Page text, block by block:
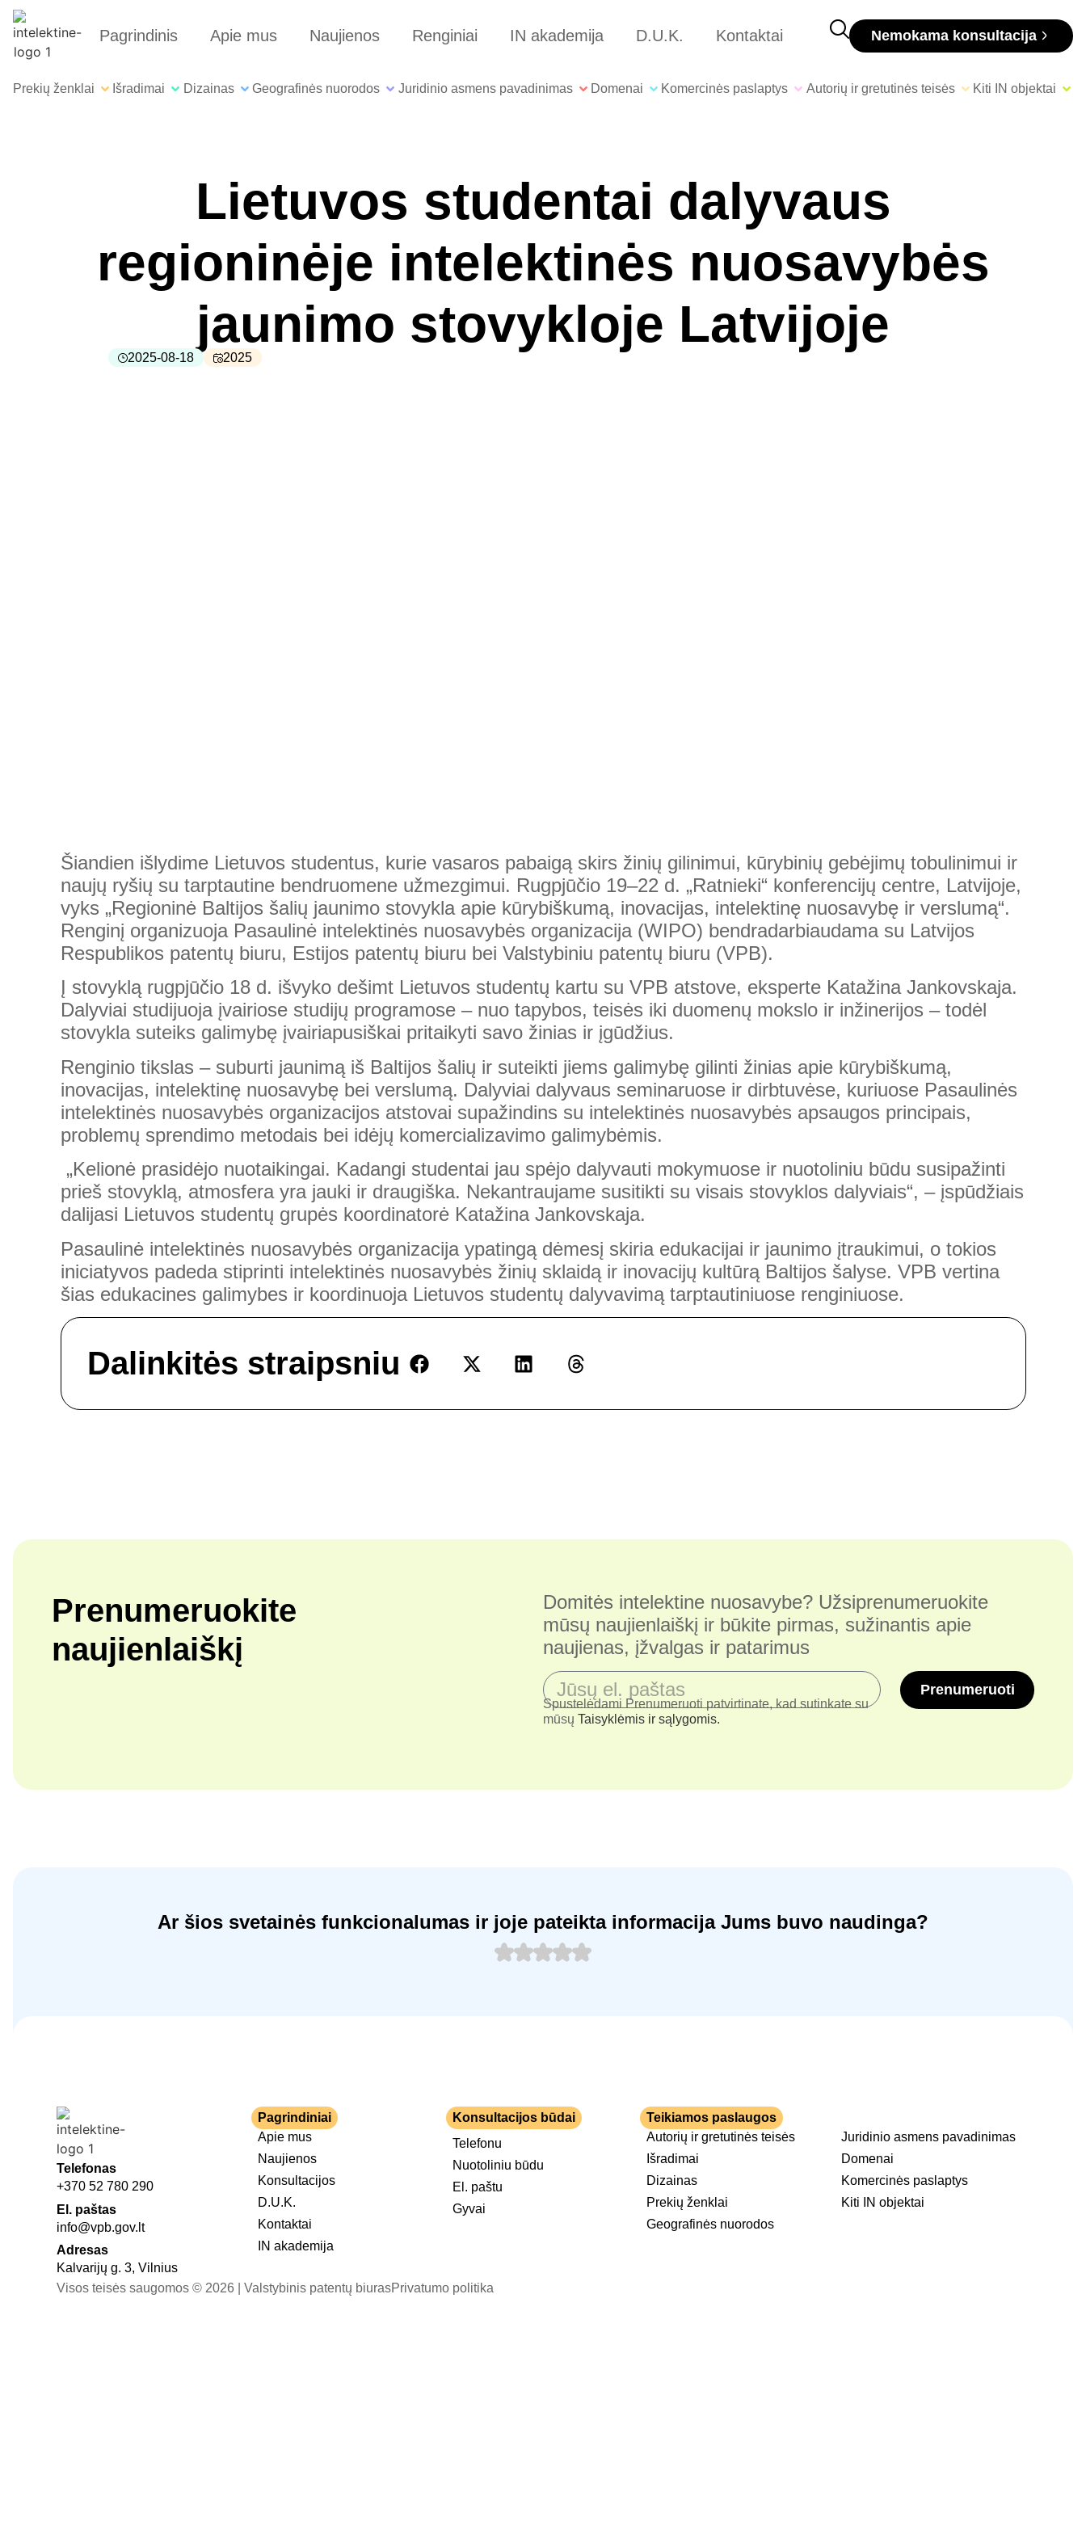
Pagrindinis Apie mus Naujienos Renginiai IN akademija D.U.K. Kontaktai Nemokama konsultacija
Prekių ženklai Išradimai Dizainas Geografinės nuorodos Juridinio asmens pavadinimas Domenai Komercinės paslaptys Autorių ir gretutinės teisės Kiti IN objektai
Lietuvos studentai dalyvaus
regioninėje intelektinės nuosavybės
jaunimo stovykloje Latvijoje
2025-08-18 2025
Šiandien išlydime Lietuvos studentus, kurie vasaros pabaigą skirs žinių gilinimui, kūrybinių gebėjimų tobulinimui ir
naujų ryšių su tarptautine bendruomene užmezgimui. Rugpjūčio 19–22 d. „Ratnieki“ konferencijų centre, Latvijoje,
vyks „Regioninė Baltijos šalių jaunimo stovykla apie kūrybiškumą, inovacijas, intelektinę nuosavybę ir verslumą“.
Renginį organizuoja Pasaulinė intelektinės nuosavybės organizacija (WIPO) bendradarbiaudama su Latvijos
Respublikos patentų biuru, Estijos patentų biuru bei Valstybiniu patentų biuru (VPB).
Į stovyklą rugpjūčio 18 d. išvyko dešimt Lietuvos studentų kartu su VPB atstove, eksperte Katažina Jankovskaja.
Dalyviai studijuoja įvairiose studijų programose – nuo tapybos, teisės iki duomenų mokslo ir inžinerijos – todėl
stovykla suteiks galimybę įvairiapusiškai pritaikyti savo žinias ir įgūdžius.
Renginio tikslas – suburti jaunimą iš Baltijos šalių ir suteikti jiems galimybę gilinti žinias apie kūrybiškumą,
inovacijas, intelektinę nuosavybę bei verslumą. Dalyviai dalyvaus seminaruose ir dirbtuvėse, kuriuose Pasaulinės
intelektinės nuosavybės organizacijos atstovai supažindins su intelektinės nuosavybės apsaugos principais,
problemų sprendimo metodais bei idėjų komercializavimo galimybėmis.
„Kelionė prasidėjo nuotaikingai. Kadangi studentai jau spėjo dalyvauti mokymuose ir nuotoliniu būdu susipažinti
prieš stovyklą, atmosfera yra jauki ir draugiška. Nekantraujame susitikti su visais stovyklos dalyviais“, – įspūdžiais
dalijasi Lietuvos studentų grupės koordinatorė Katažina Jankovskaja.
Pasaulinė intelektinės nuosavybės organizacija ypatingą dėmesį skiria edukacijai ir jaunimo įtraukimui, o tokios
iniciatyvos padeda stiprinti intelektinės nuosavybės žinių sklaidą ir inovacijų kultūrą Baltijos šalyse. VPB vertina
šias edukacines galimybes ir koordinuoja Lietuvos studentų dalyvavimą tarptautiniuose renginiuose.
Dalinkitės straipsniu
Prenumeruokite
naujienlaiškį
Domitės intelektine nuosavybe? Užsiprenumeruokite
mūsų naujienlaiškį ir būkite pirmas, sužinantis apie
naujienas, įžvalgas ir patarimus
Prenumeruoti
Spustelėdami Prenumeruoti patvirtinate, kad sutinkate su
mūsų Taisyklėmis ir sąlygomis.
Ar šios svetainės funkcionalumas ir joje pateikta informacija Jums buvo naudinga?
Telefonas
+370 52 780 290
El. paštas
info@vpb.gov.lt
Adresas
Kalvarijų g. 3, Vilnius
Pagrindiniai
Apie mus
Naujienos
Konsultacijos
D.U.K.
Kontaktai
IN akademija
Konsultacijos būdai
Telefonu
Nuotoliniu būdu
El. paštu
Gyvai
Teikiamos paslaugos
Autorių ir gretutinės teisės
Išradimai
Dizainas
Prekių ženklai
Geografinės nuorodos
Juridinio asmens pavadinimas
Domenai
Komercinės paslaptys
Kiti IN objektai
Visos teisės saugomos © 2026 | Valstybinis patentų biurasPrivatumo politika